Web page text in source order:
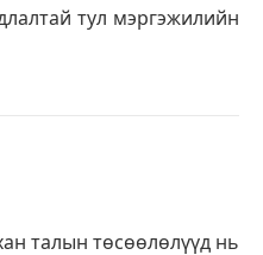
тул мэргэжилийн
талын төсөөлөлүүд нь